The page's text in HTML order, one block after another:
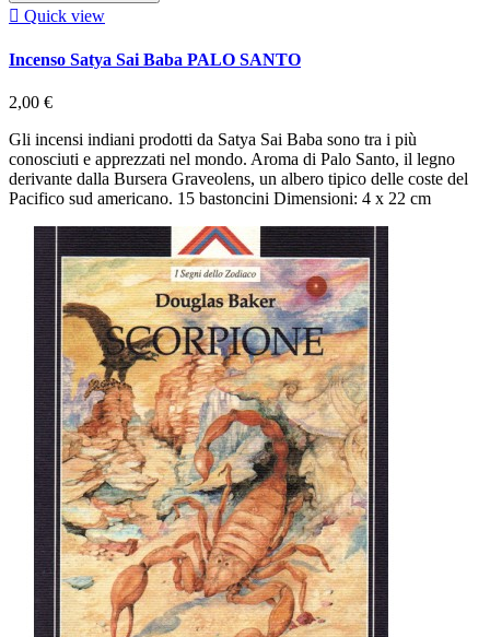
 Quick view
Incenso Satya Sai Baba PALO SANTO
2,00 €
Gli incensi indiani prodotti da Satya Sai Baba sono tra i più
conosciuti e apprezzati nel mondo. Aroma di Palo Santo, il legno
derivante dalla Bursera Graveolens, un albero tipico delle coste del
Pacifico sud americano. 15 bastoncini Dimensioni: 4 x 22 cm